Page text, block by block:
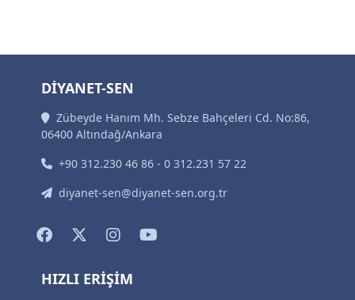
DİYANET-SEN
Zübeyde Hanım Mh. Sebze Bahçeleri Cd. No:86,
06400 Altındağ/Ankara
+90 312.230 46 86 - 0 312.231 57 22
diyanet-sen@diyanet-sen.org.tr
HIZLI ERİŞİM